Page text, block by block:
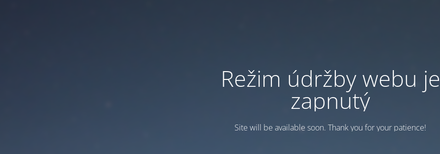
Režim údržby webu je
zapnutý
Site will be available soon. Thank you for your patience!